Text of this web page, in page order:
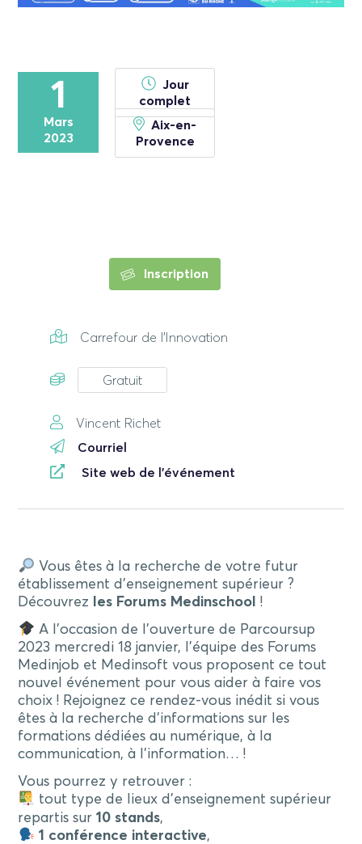
1
Mars
2023
Jour
complet
Aix-en-
Provence
Inscription
Carrefour de l'Innovation
Gratuit
Vincent Richet
Courriel
Site web de l'événement
Vous êtes à la recherche de votre futur
établissement d’enseignement supérieur ?
Découvrez
les Forums Medinschool !
A l’occasion de l’ouverture de Parcoursup
2023 mercredi 18 janvier, l’équipe des Forums
Medinjob et Medinsoft vous proposent ce tout
nouvel événement pour vous aider à faire vos
choix ! Rejoignez ce rendez-vous inédit si vous
êtes à la recherche d’informations sur les
formations dédiées au numérique, à la
communication, à l’information… !
Vous pourrez y retrouver :
tout type de lieux d’enseignement supérieur
repartis sur10 stands,
1 conférence interactive,